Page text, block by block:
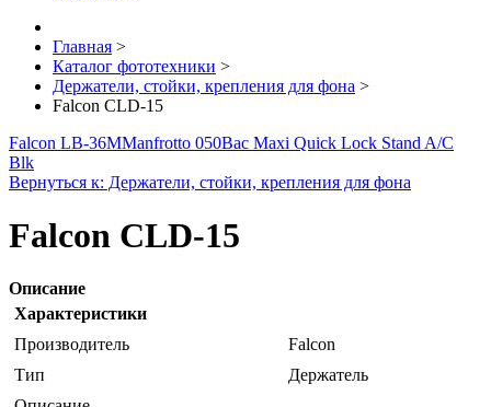
Главная >
Каталог фототехники >
Держатели, стойки, крепления для фона >
Falcon CLD-15
Falcon LB-36MManfrotto 050Bac Maxi Quick Lock Stand A/C
Blk
Вернуться к: Держатели, стойки, крепления для фона
Falcon CLD-15
Описание
Характеристики
Производитель
Falcon
Тип
Держатель